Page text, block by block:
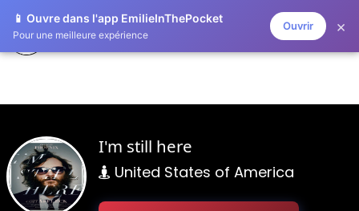
📱 Ouvre dans l'app EmilieInThePocket
Pour une meilleure expérience
Ouvrir ×
ZAPLISTOO
I'm still here
United States of America